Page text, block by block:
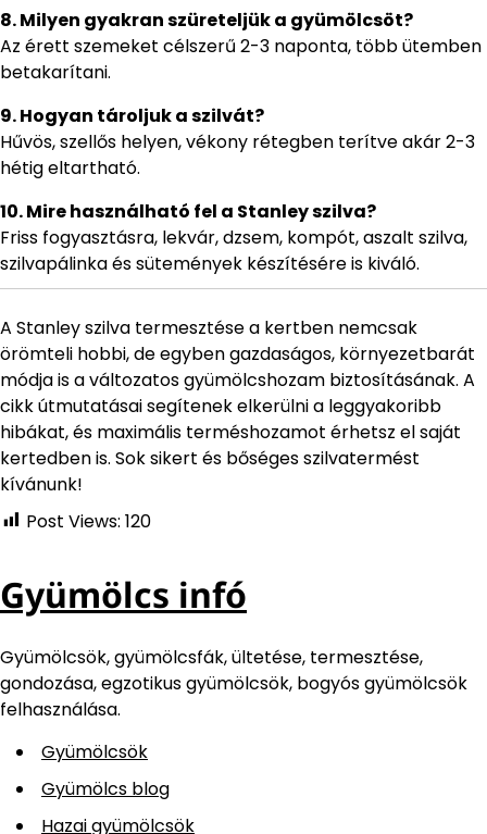
8. Milyen gyakran szüreteljük a gyümölcsöt?
Az érett szemeket célszerű 2-3 naponta, több ütemben
betakarítani.
9. Hogyan tároljuk a szilvát?
Hűvös, szellős helyen, vékony rétegben terítve akár 2-3
hétig eltartható.
10. Mire használható fel a Stanley szilva?
Friss fogyasztásra, lekvár, dzsem, kompót, aszalt szilva,
szilvapálinka és sütemények készítésére is kiváló.
A Stanley szilva termesztése a kertben nemcsak
örömteli hobbi, de egyben gazdaságos, környezetbarát
módja is a változatos gyümölcshozam biztosításának. A
cikk útmutatásai segítenek elkerülni a leggyakoribb
hibákat, és maximális terméshozamot érhetsz el saját
kertedben is. Sok sikert és bőséges szilvatermést
kívánunk!
Post Views: 120
Gyümölcs infó
Gyümölcsök, gyümölcsfák, ültetése, termesztése,
gondozása, egzotikus gyümölcsök, bogyós gyümölcsök
felhasználása.
Gyümölcsök
Gyümölcs blog
Hazai gyümölcsök